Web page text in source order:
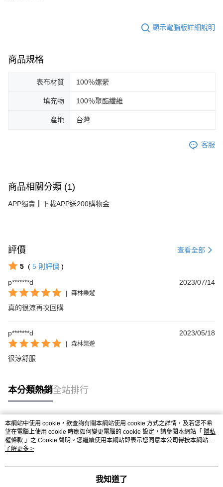
顯示電腦版詳細說明
商品規格
表布材質 100％嫘縈
填充物 100％聚酯纖維
產地 台灣
客服
商品相關分類 (1)
APP獨賣┃下載APP送200購物金
評價 查看全部
5 ( 5 則評價 )
p*******d
2023/07/14
| 森林樂遊
真的很涼再次回購
p*******d 2023/05/18
| 森林樂遊
很涼舒服
本分類熱銷全站排行
熱門標籤
本網站中使用 cookie，欲查詢有關本網站使用 cookie 方式之詳情，及若您不希
望在電腦上使用 cookie 時應如何變更電腦的 cookie 設定，請參閱本網站「 隱私
權條款 」之 Cookie 聲明。您繼續使用本網站即表示您同意本公司得按本網站使
用條款之 Cookie 聲明使用 cookie。
了解更多 >
我知道了